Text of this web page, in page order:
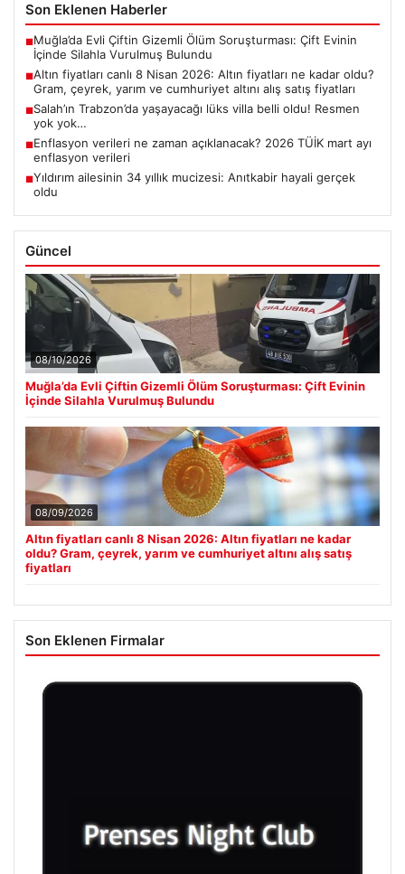
Son Eklenen Haberler
■Muğla’da Evli Çiftin Gizemli Ölüm Soruşturması: Çift Evinin
İçinde Silahla Vurulmuş Bulundu
■Altın fiyatları canlı 8 Nisan 2026: Altın fiyatları ne kadar oldu?
Gram, çeyrek, yarım ve cumhuriyet altını alış satış fiyatları
■Salah’ın Trabzon’da yaşayacağı lüks villa belli oldu! Resmen
yok yok…
■Enflasyon verileri ne zaman açıklanacak? 2026 TÜİK mart ayı
enflasyon verileri
■Yıldırım ailesinin 34 yıllık mucizesi: Anıtkabir hayali gerçek
oldu
Güncel
08/10/2026
Muğla’da Evli Çiftin Gizemli Ölüm Soruşturması: Çift Evinin
İçinde Silahla Vurulmuş Bulundu
08/09/2026
Altın fiyatları canlı 8 Nisan 2026: Altın fiyatları ne kadar
oldu? Gram, çeyrek, yarım ve cumhuriyet altını alış satış
fiyatları
Son Eklenen Firmalar